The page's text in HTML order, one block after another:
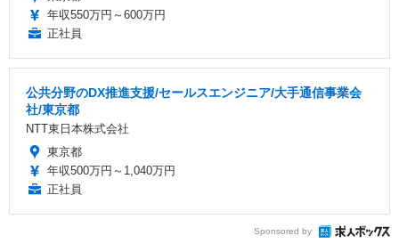
年収550万円～600万円
正社員
公共分野のDX推進支援/セールスエンジニア/大手通信事業会
社/東京都
NTT東日本株式会社
東京都
年収500万円～1,040万円
正社員
Sponsored by